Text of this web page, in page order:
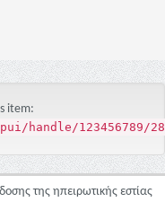
item:
123456789/
της ηπειρωτικής εστίας